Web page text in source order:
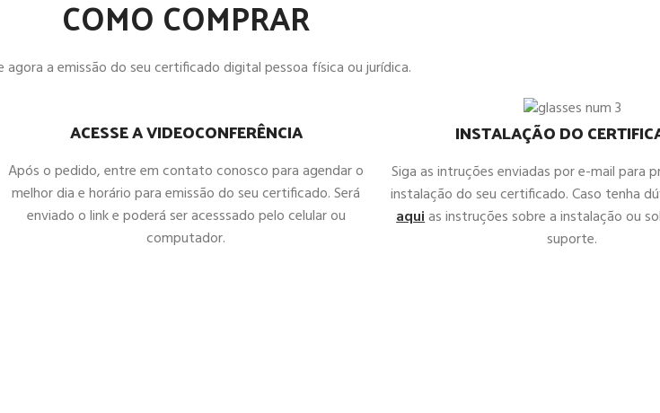
COMO COMPRAR
agora a emissão do seu certificado digital pessoa física ou jurídica.
ACESSE A VIDEOCONFERÊNCIA
Após o pedido, entre em contato conosco para agendar o
melhor dia e horário para emissão do seu certificado. Será
enviado o link e poderá ser acesssado pelo celular ou
computador.
INSTALAÇÃO DO
Siga as intruções enviadas por e-mail para
instalação do seu certificado. Caso tenha
aquias instruções sobre a instalação ou
suporte.